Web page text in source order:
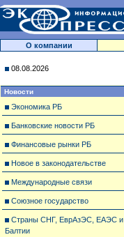
О компании
08.08.2026
Новости
Экономика РБ
Банковские новости РБ
Финансовые рынки РБ
Новое в законодательстве
Международные связи
Союзное государство
Страны СНГ, ЕврАзЭС, ЕАЭС и
Балтии